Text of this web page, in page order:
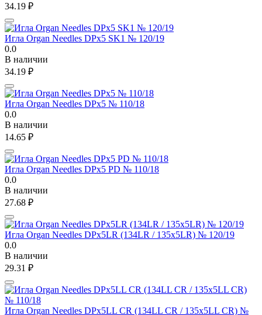
34.19 ₽
Игла Organ Needles DPx5 SK1 № 120/19
0.0
В наличии
34.19 ₽
Игла Organ Needles DPx5 № 110/18
0.0
В наличии
14.65 ₽
Игла Organ Needles DPx5 PD № 110/18
0.0
В наличии
27.68 ₽
Игла Organ Needles DPx5LR (134LR / 135x5LR) № 120/19
0.0
В наличии
29.31 ₽
Игла Organ Needles DPx5LL CR (134LL CR / 135x5LL CR) №